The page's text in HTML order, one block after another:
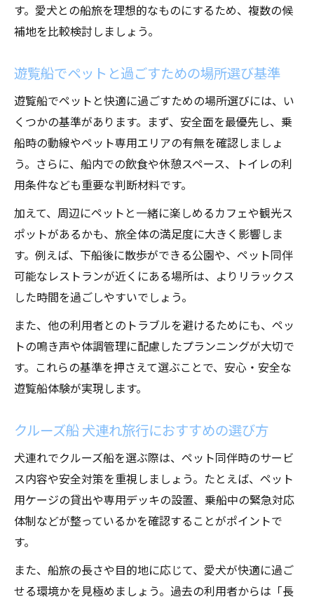
す。愛犬との船旅を理想的なものにするため、複数の候
補地を比較検討しましょう。
遊覧船でペットと過ごすための場所選び基準
遊覧船でペットと快適に過ごすための場所選びには、い
くつかの基準があります。まず、安全面を最優先し、乗
船時の動線やペット専用エリアの有無を確認しましょ
う。さらに、船内での飲食や休憩スペース、トイレの利
用条件なども重要な判断材料です。
加えて、周辺にペットと一緒に楽しめるカフェや観光ス
ポットがあるかも、旅全体の満足度に大きく影響しま
す。例えば、下船後に散歩ができる公園や、ペット同伴
可能なレストランが近くにある場所は、よりリラックス
した時間を過ごしやすいでしょう。
また、他の利用者とのトラブルを避けるためにも、ペッ
トの鳴き声や体調管理に配慮したプランニングが大切で
す。これらの基準を押さえて選ぶことで、安心・安全な
遊覧船体験が実現します。
クルーズ船 犬連れ旅行におすすめの選び方
犬連れでクルーズ船を選ぶ際は、ペット同伴時のサービ
ス内容や安全対策を重視しましょう。たとえば、ペット
用ケージの貸出や専用デッキの設置、乗船中の緊急対応
体制などが整っているかを確認することがポイントで
す。
また、船旅の長さや目的地に応じて、愛犬が快適に過ご
せる環境かを見極めましょう。過去の利用者からは「長